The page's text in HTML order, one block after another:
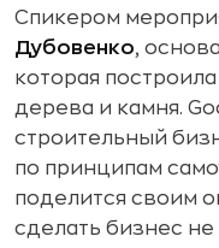
Спикером
Дубовенко,
которая
дерева и камня.
строительный
по принципам
поделится своим
сделать бизнес